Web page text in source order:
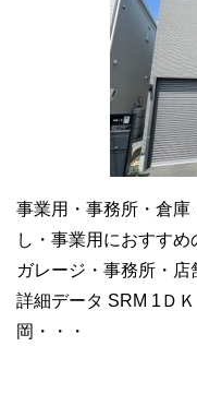
事業用・事務所・倉庫
し・事業用におすす
ガレージ・事務所・
詳細データ SRM 1Ｄ
岡・・・